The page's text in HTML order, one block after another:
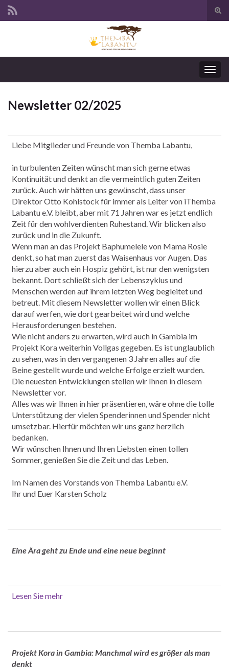
Newsletter 02/2025
Liebe Mitglieder und Freunde von Themba Labantu,
in turbulenten Zeiten wünscht man sich gerne etwas
Kontinuität und denkt an die vermeintlich guten Zeiten
zurück. Auch wir hätten uns gewünscht, dass unser
Direktor Otto Kohlstock für immer als Leiter von iThemba
Labantu e.V. bleibt, aber mit 71 Jahren war es jetzt endlich
Zeit für den wohlverdienten Ruhestand. Wir blicken also
zurück und in die Zukunft.
Wenn man an das Projekt Baphumelele von Mama Rosie
denkt, so hat man zuerst das Waisenhaus vor Augen. Das
hierzu aber auch ein Hospiz gehört, ist nur den wenigsten
bekannt. Dort schließt sich der Lebenszyklus und
Menschen werden auf ihrem letzten Weg begleitet und
betreut. Mit diesem Newsletter wollen wir einen Blick
darauf werfen, wie dort gearbeitet wird und welche
Herausforderungen bestehen.
Wie nicht anders zu erwarten, wird auch in Gambia im
Projekt Kora weiterhin Vollgas gegeben. Es ist unglaublich
zu sehen, was in den vergangenen 3 Jahren alles auf die
Beine gestellt wurde und welche Erfolge erzielt wurden.
Die neuesten Entwicklungen stellen wir Ihnen in diesem
Newsletter vor.
Alles was wir Ihnen in hier präsentieren, wäre ohne die tolle
Unterstützung der vielen Spenderinnen und Spender nicht
umsetzbar. Hierfür möchten wir uns ganz herzlich
bedanken.
Wir wünschen Ihnen und Ihren Liebsten einen tollen
Sommer, genießen Sie die Zeit und das Leben.
Im Namen des Vorstands von Themba Labantu e.V.
Ihr und Euer Karsten Scholz
Eine Ära geht zu Ende und eine neue beginnt
Lesen Sie mehr
Projekt Kora in Gambia: Manchmal wird es größer als man
denkt